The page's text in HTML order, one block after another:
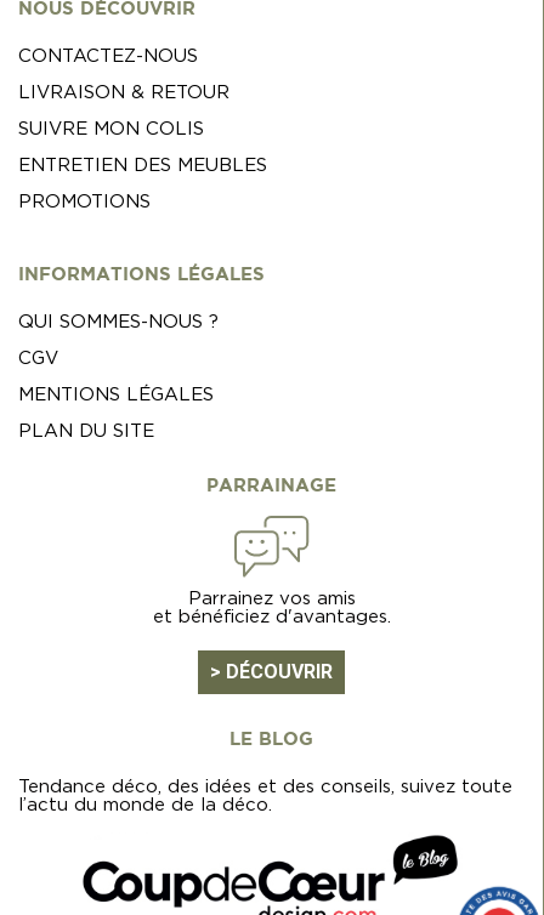
NOUS DÉCOUVRIR
CONTACTEZ-NOUS
LIVRAISON & RETOUR
SUIVRE MON COLIS
ENTRETIEN DES MEUBLES
PROMOTIONS
INFORMATIONS LÉGALES
QUI SOMMES-NOUS ?
CGV
MENTIONS LÉGALES
PLAN DU SITE
PARRAINAGE
Parrainez vos amis
et bénéficiez d'avantages.
> DÉCOUVRIR
LE BLOG
Tendance déco, des idées et des conseils, suivez toute
l’actu du monde de la déco.